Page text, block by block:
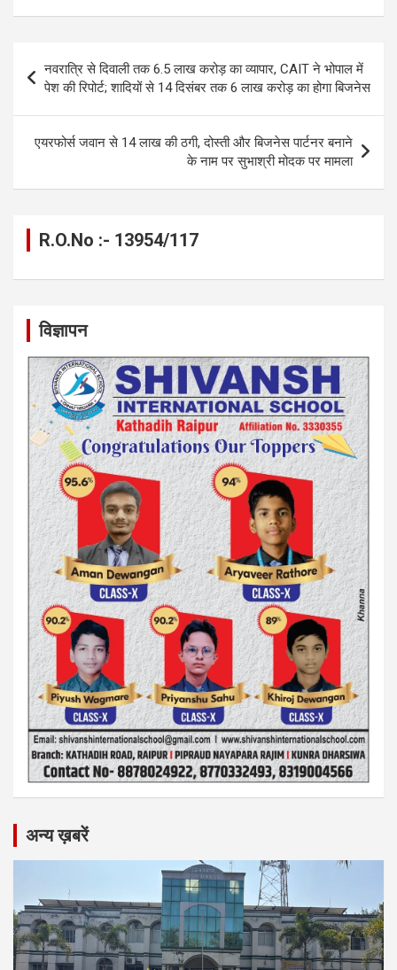
o
o
k
g
er
A
p
p
a
m
n
k
navigation
नवरात्रि से दिवाली तक 6.5 लाख करोड़ का व्यापार, CAIT ने भोपाल में
पेश की रिपोर्ट; शादियों से 14 दिसंबर तक 6 लाख करोड़ का होगा बिजनेस
एयरफोर्स जवान से 14 लाख की ठगी, दोस्ती और बिजनेस पार्टनर बनाने
के नाम पर सुभाश्री मोदक पर मामला
R.O.No :- 13954/117
विज्ञापन
अन्य ख़बरें